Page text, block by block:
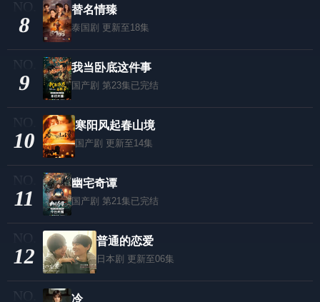
8
替名情臻
泰国剧 更新至18集
9
我当卧底这件事
国产剧 第23集已完结
10
寒阳风起春山境
国产剧 更新至14集
11
幽宅奇谭
国产剧 第21集已完结
12
普通的恋爱
日本剧 更新至06集
冷